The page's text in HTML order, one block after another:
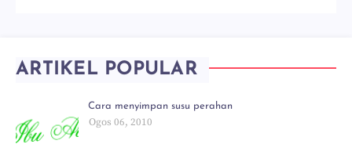
ARTIKEL POPULAR
Cara menyimpan susu perahan
Ogos 06, 2010